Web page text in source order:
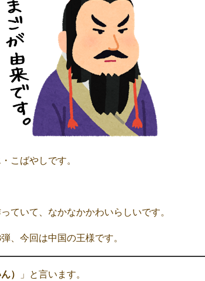
こばやしです。
ていて、なかなかかわいらしいです。
、今回は中国の王様です。
） 」と言います。